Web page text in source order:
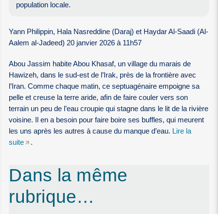
population locale.
Yann Philippin, Hala Nasreddine (Daraj) et Haydar Al-Saadi (Al-
Aalem al-Jadeed) 20 janvier 2026 à 11h57
Abou Jassim habite Abou Khasaf, un village du marais de
Hawizeh, dans le sud-est de l’Irak, près de la frontière avec
l’Iran. Comme chaque matin, ce septuagénaire empoigne sa
pelle et creuse la terre aride, afin de faire couler vers son
terrain un peu de l’eau croupie qui stagne dans le lit de la rivière
voisine. Il en a besoin pour faire boire ses buffles, qui meurent
les uns après les autres à cause du manque d’eau. Lire la
suite
.
Dans la même
rubrique…